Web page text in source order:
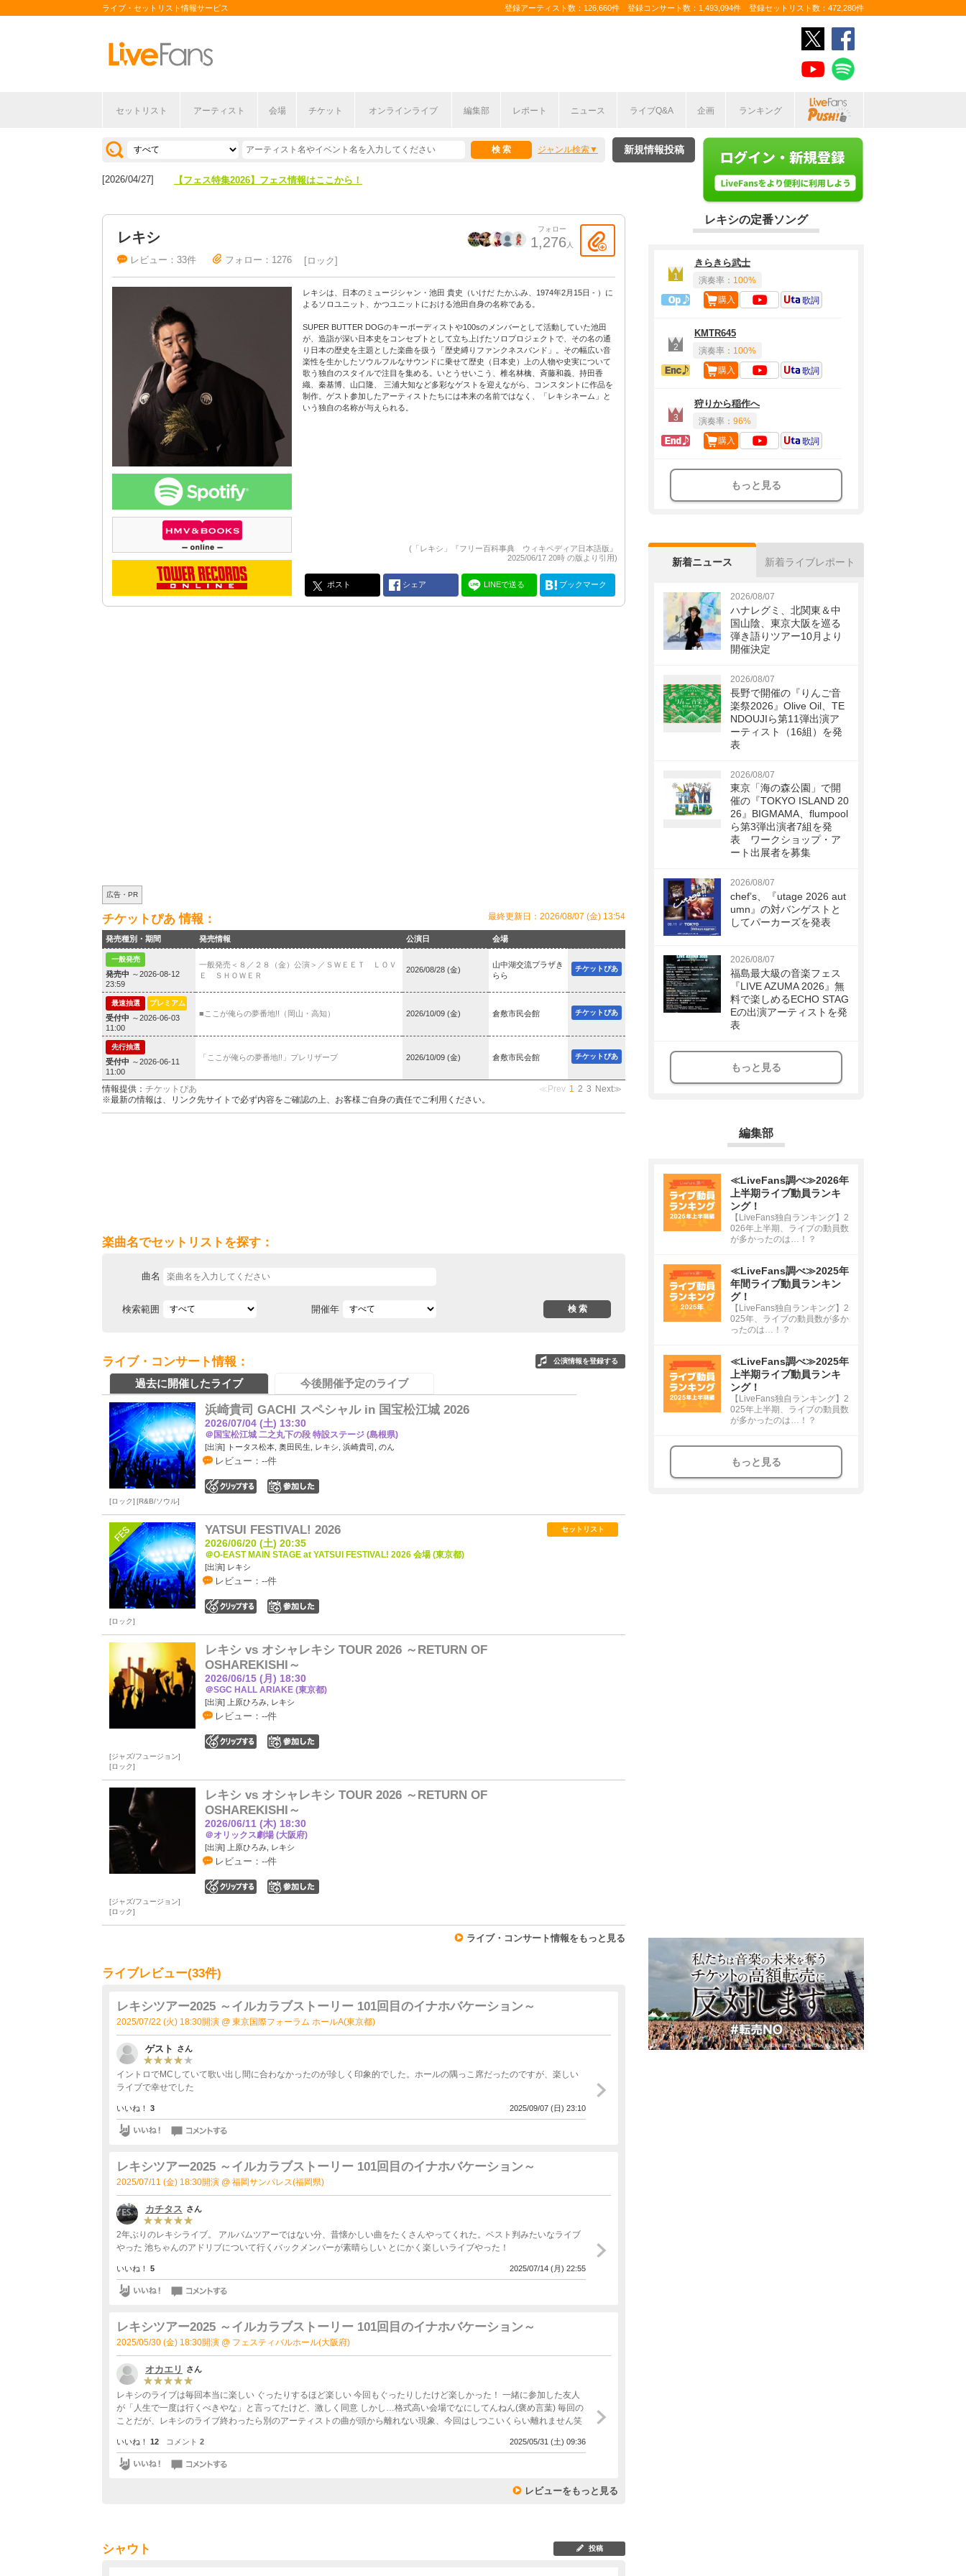
ライブ・セットリスト情報サービス 登録アーティスト数：126,660件 登録コンサート数：1,493,094件 登録セットリスト数：472,280件
セットリスト アーティスト 会場 チケット オンラインライブ 編集部 レポート ニュース ライブQ&A 企画 ランキング
ジャンル検索
[2026/07/28] 【ライブ動員ランキング】2026年上半期編発表！
[2026/04/27] 【フェス特集2026】フェス情報はここから！
新規情報投稿
レキシ
フォロー
1,276 人
レビュー：33件 フォロー：1276 ロック
レキシは、日本のミュージシャン・池田 貴史（いけだ たかふみ、1974年2月15日 - ）に
よるソロユニット、かつユニットにおける池田自身の名称である。
SUPER BUTTER DOGのキーボーディストや100sのメンバーとして活動していた池田
が、造詣が深い日本史をコンセプトとして立ち上げたソロプロジェクトで、その名の通
り日本の歴史を主題とした楽曲を扱う「歴史縛りファンクネスバンド」。その幅広い音
楽性を生かしたソウルフルなサウンドに乗せて歴史（日本史）上の人物や史実について
歌う独自のスタイルで注目を集める。いとうせいこう、椎名林檎、斉藤和義、持田香
織、秦基博、山口隆、 三浦大知など多彩なゲストを迎えながら、コンスタントに作品を
制作。ゲスト参加したアーティストたちには本来の名前ではなく、「レキシネーム」と
いう独自の名称が与えられる。
(「レキシ」『フリー百科事典 ウィキペディア日本語版』
2025/06/17 20時 の版より引用)
ポスト シェア LINEで送る ブックマーク
広告・PR
チケットぴあ 情報： 最終更新日：2026/08/07 (金) 13:54
発売種別・期間 発売情報 公演日 会場
一般発売
発売中 ～2026-08-12
23:59
一般発売＜８／２８（金）公演＞／ＳＷＥＥＴ ＬＯＶ
Ｅ ＳＨＯＷＥＲ
2026/08/28 (金)
山中湖交流プラザき
らら
チケットぴあ
最速抽選 プレミアム
受付中 ～2026-06-03
11:00
■ここが俺らの夢番地!!（岡山・高知） 2026/10/09 (金) 倉敷市民会館 チケットぴあ
先行抽選
受付中 ～2026-06-11
11:00
「ここが俺らの夢番地!!」プレリザーブ 2026/10/09 (金) 倉敷市民会館 チケットぴあ
≪Prev 1 2 3 Next≫
情報提供： チケットぴあ
※最新の情報は、リンク先サイトで必ず内容をご確認の上、お客様ご自身の責任でご利用ください。
楽曲名でセットリストを探す：
曲名
検索範囲 開催年
ライブ・コンサート情報： 公演情報を登録する
過去に開催したライブ 今後開催予定のライブ
浜崎貴司 GACHI スペシャル in 国宝松江城 2026
2026/07/04 (土) 13:30
＠国宝松江城 二之丸下の段 特設ステージ (島根県)
[出演] トータス松本, 奥田民生, レキシ, 浜崎貴司, のん
レビュー：--件
ロック R&B/ソウル
YATSUI FESTIVAL! 2026
2026/06/20 (土) 20:35
＠O-EAST MAIN STAGE at YATSUI FESTIVAL! 2026 会場 (東京都)
[出演] レキシ
レビュー：--件
セットリスト
ロック
レキシ vs オシャレキシ TOUR 2026 ～RETURN OF
OSHAREKISHI～
2026/06/15 (月) 18:30
＠SGC HALL ARIAKE (東京都)
[出演] 上原ひろみ, レキシ
レビュー：--件
ジャズ/フュージョン
ロック
レキシ vs オシャレキシ TOUR 2026 ～RETURN OF
OSHAREKISHI～
2026/06/11 (木) 18:30
＠オリックス劇場 (大阪府)
[出演] 上原ひろみ, レキシ
レビュー：--件
ジャズ/フュージョン
ロック
ライブ・コンサート情報をもっと見る
ライブレビュー(33件)
レキシツアー2025 ～イルカラブストーリー 101回目のイナホバケーション～
2025/07/22 (火) 18:30開演 @ 東京国際フォーラム ホールA(東京都)
ゲスト さん
イントロでMCしていて歌い出し間に合わなかったのが珍しく印象的でした。ホールの隅っこ席だったのですが、楽しい
ライブで幸せでした
いいね！ 3 2025/09/07 (日) 23:10
レキシツアー2025 ～イルカラブストーリー 101回目のイナホバケーション～
2025/07/11 (金) 18:30開演 @ 福岡サンパレス(福岡県)
カチタス さん
2年ぶりのレキシライブ。 アルバムツアーではない分、昔懐かしい曲をたくさんやってくれた。ベスト判みたいなライブ
やった 池ちゃんのアドリブについて行くバックメンバーが素晴らしい とにかく楽しいライブやった！
いいね！ 5 2025/07/14 (月) 22:55
レキシツアー2025 ～イルカラブストーリー 101回目のイナホバケーション～
2025/05/30 (金) 18:30開演 @ フェスティバルホール(大阪府)
オカエリ さん
レキシのライブは毎回本当に楽しい ぐったりするほど楽しい 今回もぐったりしたけど楽しかった！ 一緒に参加した友人
が「人生で一度は行くべきやな」と言ってたけど、激しく同意 しかし…格式高い会場でなにしてんねん(褒め言葉) 毎回の
ことだが、レキシのライブ終わったら別のアーティストの曲が頭から離れない現象、今回はしつこいくらい離れません笑
いいね！ 12 コメント 2 2025/05/31 (土) 09:36
レビューをもっと見る
シャウト 投稿
レキシの定番ソング
1
きらきら武士
演奏率： 100%
1曲目定番
購入 歌詞
2
KMTR645
演奏率： 100%
アンコール定番
購入 歌詞
3
狩りから稲作へ
演奏率： 96%
ラスト定番
購入 歌詞
もっと見る
新着ニュース 新着ライブレポート
2026/08/07
ハナレグミ、北関東＆中
国山陰、東京大阪を巡る
弾き語りツアー10月より
開催決定
2026/08/07
長野で開催の『りんご音
楽祭2026』Olive Oil、TE
NDOUJIら第11弾出演ア
ーティスト（16組）を発
表
2026/08/07
東京「海の森公園」で開
催の『TOKYO ISLAND 20
26』BIGMAMA、flumpool
ら第3弾出演者7組を発
表 ワークショップ・ア
ート出展者を募集
2026/08/07
chef’s、『utage 2026 aut
umn』の対バンゲストと
してパーカーズを発表
2026/08/07
福島最大級の音楽フェス
『LIVE AZUMA 2026』無
料で楽しめるECHO STAG
Eの出演アーティストを発
表
もっと見る
編集部
≪LiveFans調べ≫2026年
上半期ライブ動員ランキ
ング！
【LiveFans独自ランキング】2
026年上半期、ライブの動員数
が多かったのは…！？
≪LiveFans調べ≫2025年
年間ライブ動員ランキン
グ！
【LiveFans独自ランキング】2
025年、ライブの動員数が多か
ったのは…！？
≪LiveFans調べ≫2025年
上半期ライブ動員ランキ
ング！
【LiveFans独自ランキング】2
025年上半期、ライブの動員数
が多かったのは…！？
もっと見る